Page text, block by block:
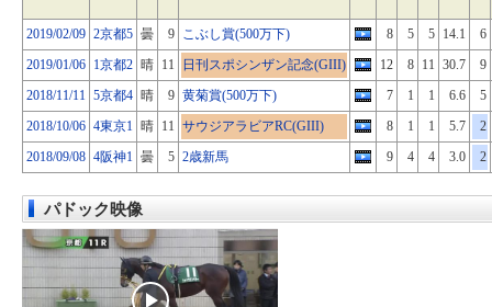
2019/02/09 2京都5 曇 9 こぶし賞(500万下) 8 5 5 14.1
6
2019/01/06 1京都2 晴 11 日刊スポシンザン記念(GIII) 12 8 11 30.7
9
2018/11/11 5京都4 晴 9 黄菊賞(500万下) 7 1 1 6.6
5
2018/10/06 4東京1 晴 11 サウジアラビアRC(GIII) 8 1 1 5.7
2
2018/09/08 4阪神1 曇 5 2歳新馬 9 4 4 3.0 2
パドック映像